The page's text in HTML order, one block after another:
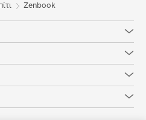
Zenbook